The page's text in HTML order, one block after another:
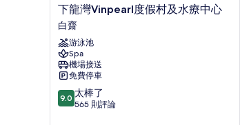
下
龍
灣
Vinpearl
度
假
村
及
水
下龍灣Vinpearl度假村及水療中心
白齋
游泳池
Spa
機場接送
免費停車
9.0
分，
9.0 太棒了
565 則評論